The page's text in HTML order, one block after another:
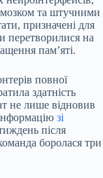
та штучними
призначені для
перетворилися на
пам’яті.
повної
здатність
не лише відновив
зі
після
боролася три